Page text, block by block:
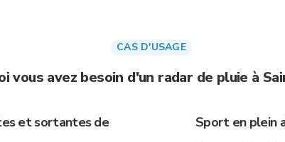
CAS D'USAGE
vous avez besoin d'un radar de pluie à
et sortantes de
Sport en plein